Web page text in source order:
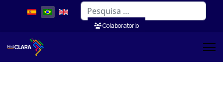
Pesquisar
Colaboratorio